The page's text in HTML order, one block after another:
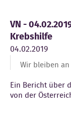
VN -
Krebshilfe
04.02.2019
Wir bleiben
Ein Bericht über
von der